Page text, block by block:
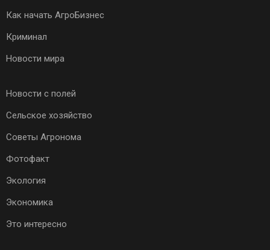
Как начать АгроБизнес
Криминал
Новости мира
Новости с полей
Сельское хозяйство
Советы Агронома
Фотофакт
Экология
Экономика
Это интересно